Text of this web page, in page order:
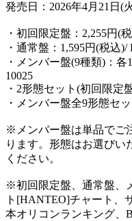
発売日：2026年4月21日(
・初回限定盤：2,255円(
・通常盤：1,595円(税込)/
・メンバー盤(9種類)：
10025
・2形態セット(初回限定
・メンバー盤全9形態セッ
※メンバー盤は単品でご
ります。形態はお選びい
ください。
※初回限定盤、通常盤、
ト[HANTEO]チャート、
本オリコンランキング、